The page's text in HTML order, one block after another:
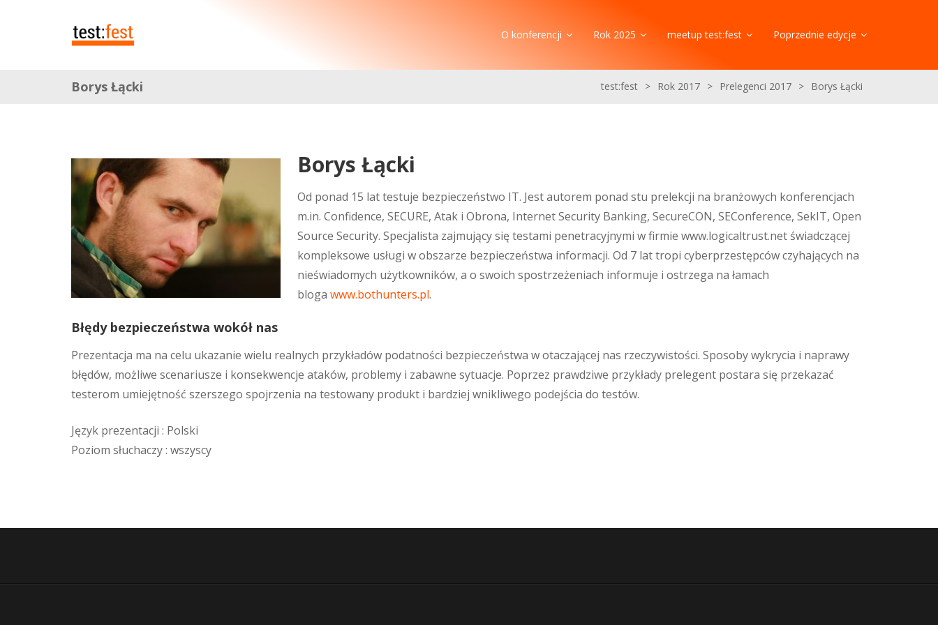
O konferencji Rok 2025 meetup test:fest Poprzednie edycje
Borys Łącki test:fest > Rok 2017 > Prelegenci 2017 > Borys Łącki
Borys Łącki
Od ponad 15 lat testuje bezpieczeństwo IT. Jest autorem ponad stu prelekcji na branżowych konferencjach
m.in. Confidence, SECURE, Atak i Obrona, Internet Security Banking, SecureCON, SEConference, SekIT, Open
Source Security. Specjalista zajmujący się testami penetracyjnymi w firmie www.logicaltrust.net świadczącej
kompleksowe usługi w obszarze bezpieczeństwa informacji. Od 7 lat tropi cyberprzestępców czyhających na
nieświadomych użytkowników, a o swoich spostrzeżeniach informuje i ostrzega na łamach
bloga www.bothunters.pl.
Błędy bezpieczeństwa wokół nas
Prezentacja ma na celu ukazanie wielu realnych przykładów podatności bezpieczeństwa w otaczającej nas rzeczywistości. Sposoby wykrycia i naprawy
błędów, możliwe scenariusze i konsekwencje ataków, problemy i zabawne sytuacje. Poprzez prawdziwe przykłady prelegent postara się przekazać
testerom umiejętność szerszego spojrzenia na testowany produkt i bardziej wnikliwego podejścia do testów.
Język prezentacji : Polski
Poziom słuchaczy : wszyscy